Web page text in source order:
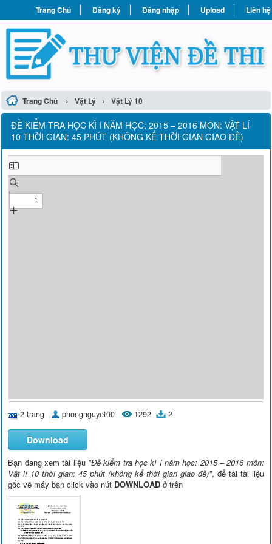
Trang Chủ Đăng ký Đăng nhập Upload Liên hệ
Trang Chủ › Vật Lý › Vật Lý 10
ĐỀ KIỂM TRA HỌC KÌ I NĂM HỌC: 2015 – 2016 MÔN: VẬT LÍ
10 THỜI GIAN: 45 PHÚT (KHÔNG KỂ THỜI GIAN GIAO ĐỀ)
2 trang phongnguyet00 1292 2
Download
Bạn đang xem tài liệu "Đề kiểm tra học kì I năm học: 2015 – 2016 môn:
Vật lí 10 thời gian: 45 phút (không kể thời gian giao đề)", để tải tài liệu
gốc về máy bạn click vào nút DOWNLOAD ở trên